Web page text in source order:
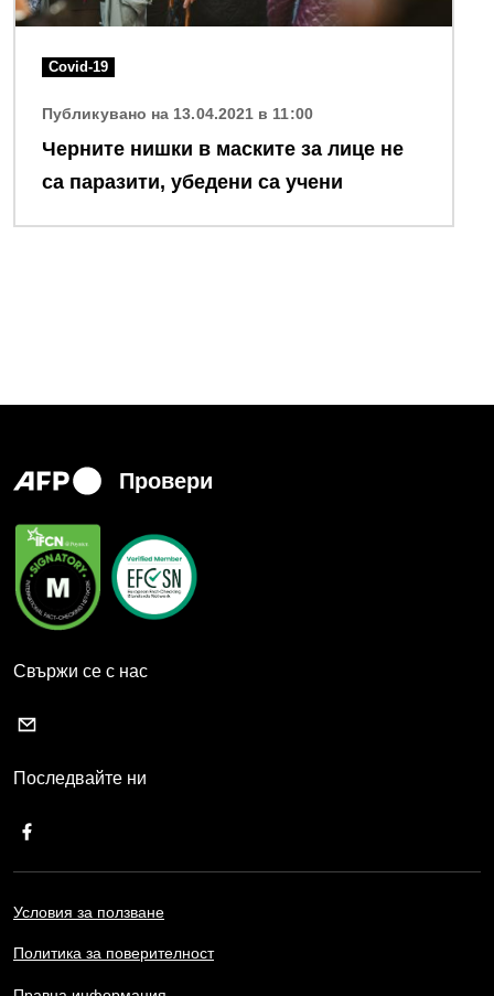
Covid-19
Публикувано на 13.04.2021 в 11:00
Черните нишки в маските за лице не
са паразити, убедени са учени
Провери
Свържи се с нас
Последвайте ни
Условия за ползване
Политика за поверителност